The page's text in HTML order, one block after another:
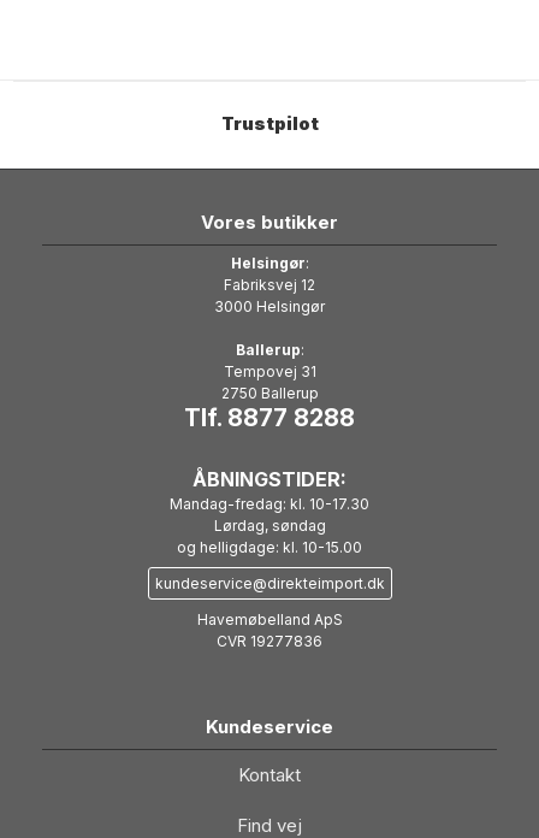
Trustpilot
Vores butikker
Helsingør:
Fabriksvej 12
3000 Helsingør
Ballerup:
Tempovej 31
2750 Ballerup
Tlf. 8877 8288
ÅBNINGSTIDER:
Mandag-fredag: kl. 10-17.30
Lørdag, søndag
og helligdage: kl. 10-15.00
kundeservice@direkteimport.dk
Havemøbelland ApS
CVR 19277836
Kundeservice
Kontakt
Find vej